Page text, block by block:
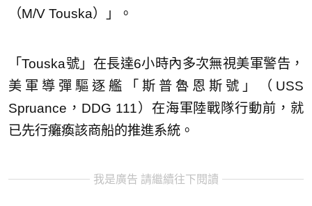
（M/V Touska）」。
「Touska號」在長達6小時內多次無視美軍警告，
美軍導彈驅逐艦「斯普魯恩斯號」（USS
Spruance，DDG 111）在海軍陸戰隊行動前，就
已先行癱瘓該商船的推進系統。
我是廣告 請繼續往下閱讀